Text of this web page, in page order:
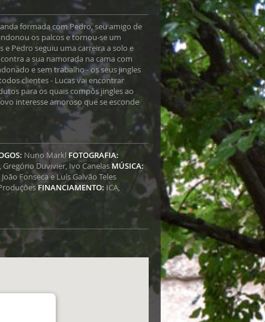
formada com Pedro, seu amigo de
os palcos e tornou-se um
Pedro seguiu uma carreira a solo e
a sua namorada na cama com
e sem trabalho - os seus jingles
clientes - Lucas vai encontrar
para os quais compôs jingles ao
interesse amoroso que se esconde
Nuno MarklFOTOGRAFIA:
Duvivier, Ivo Canelas MÚSICA:
João Fonseca e Luís Galvão Teles
FINANCIAMENTO: ICA,